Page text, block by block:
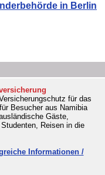
in Berlin
für das
Besucher aus Namibia
Gäste,
Reisen in die
Informationen /